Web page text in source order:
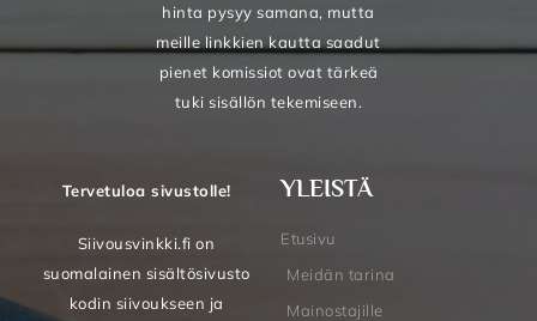
hinta pysyy samana, mutta
meille linkkien kautta saadut
pienet komissiot ovat tärkeä
tuki sisällön tekemiseen.
Tervetuloa sivustolle!
Siivousvinkki.fi on
suomalainen sisältösivusto
kodin siivoukseen ja
YLEISTÄ
Etusivu
Meidän tarina
Mainostajille